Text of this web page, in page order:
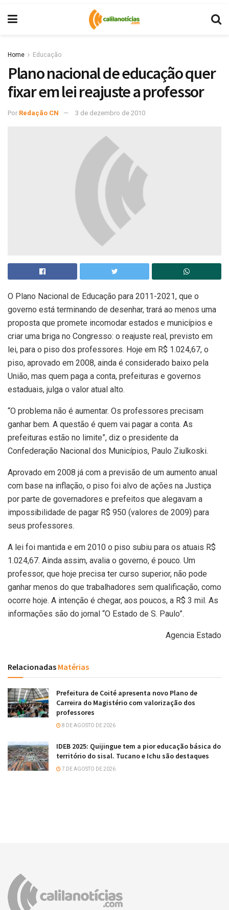
Home Educação
Plano nacional de educação quer
fixar em lei reajuste a professor
Por Redação CN 3 de dezembro de 2010
O Plano Nacional de Educação para 2011-2021, que o
governo está terminando de desenhar, trará ao menos uma
proposta que promete incomodar estados e municípios e
criar uma briga no Congresso: o reajuste real, previsto em
lei, para o piso dos professores. Hoje em R$ 1.024,67, o
piso, aprovado em 2008, ainda é considerado baixo pela
União, mas quem paga a conta, prefeituras e governos
estaduais, julga o valor atual alto.
“O problema não é aumentar. Os professores precisam
ganhar bem. A questão é quem vai pagar a conta. As
prefeituras estão no limite”, diz o presidente da
Confederação Nacional dos Municípios, Paulo Ziulkoski.
Aprovado em 2008 já com a previsão de um aumento anual
com base na inflação, o piso foi alvo de ações na Justiça
por parte de governadores e prefeitos que alegavam a
impossibilidade de pagar R$ 950 (valores de 2009) para
seus professores.
A lei foi mantida e em 2010 o piso subiu para os atuais R$
1.024,67. Ainda assim, avalia o governo, é pouco. Um
professor, que hoje precisa ter curso superior, não pode
ganhar menos do que trabalhadores sem qualificação, como
ocorre hoje. A intenção é chegar, aos poucos, a R$ 3 mil. As
informações são do jornal “O Estado de S. Paulo”.
Agencia Estado
Relacionadas Matérias
Prefeitura de Coité apresenta novo Plano de
Carreira do Magistério com valorização dos
professores
8 DE AGOSTO DE 2026
IDEB 2025: Quijingue tem a pior educação básica do
território do sisal. Tucano e Ichu são destaques
7 DE AGOSTO DE 2026